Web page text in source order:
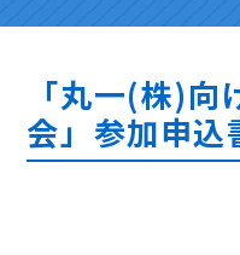
「丸一(株)向
会」参加申込